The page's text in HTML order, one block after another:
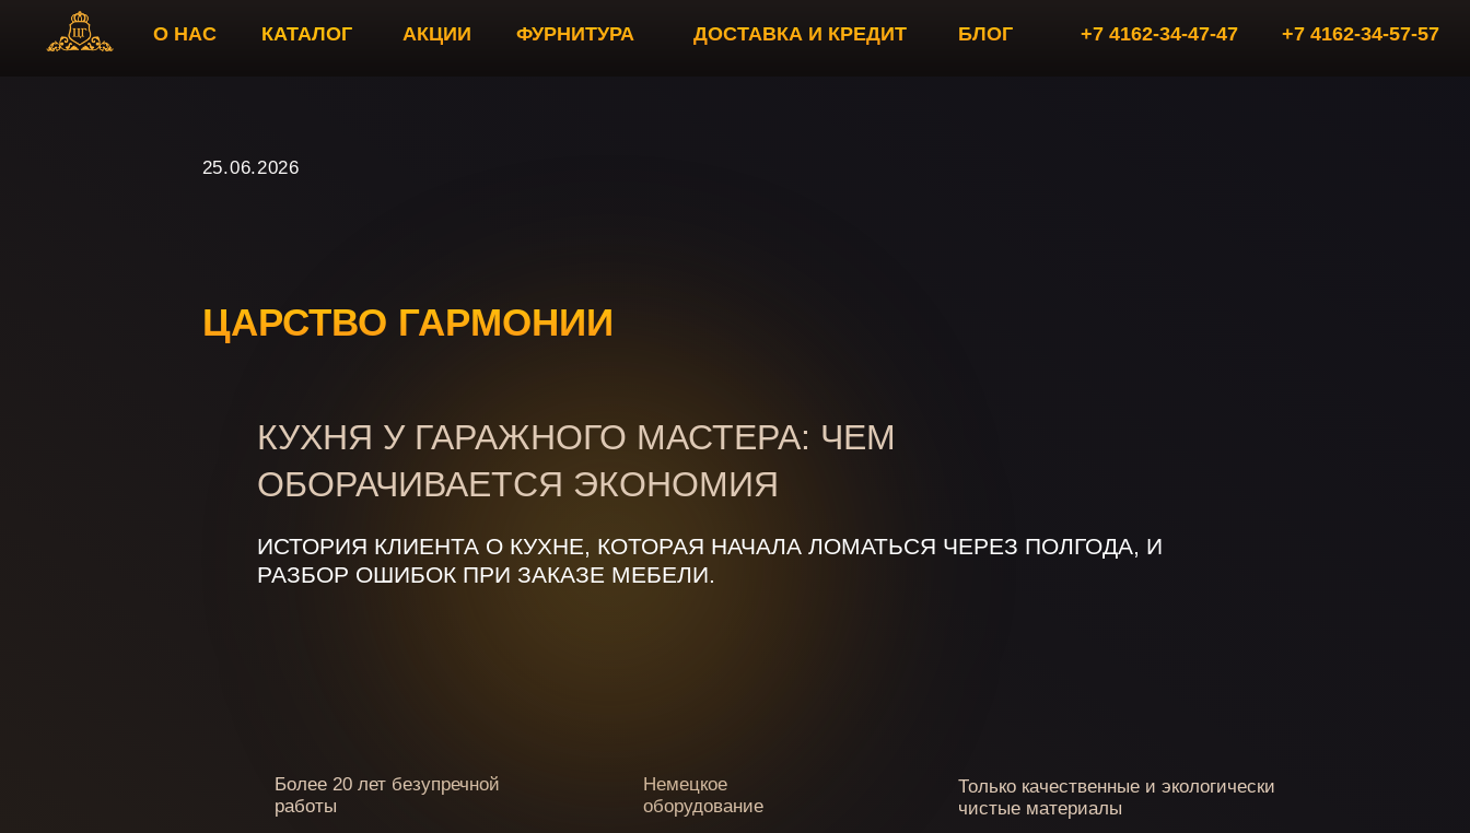
КАТАЛОГ АКЦИИ ФУРНИТУРА ДОСТАВКА И КРЕДИТ БЛОГ +7 4162-34-47-47 +7 4162-34-57-57
оборудование чистые материалы
КУХНЯ У ГАРАЖНОГО МАСТЕРА: ЧЕМ
ОБОРАЧИВАЕТСЯ ЭКОНОМИЯ